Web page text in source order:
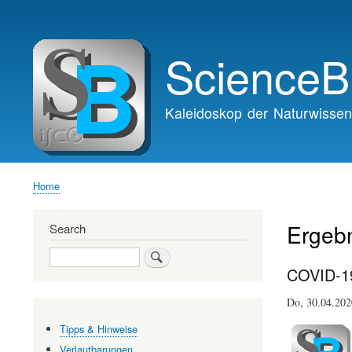
navigation
Kaleidoskop der
Home
COVID-
Do,
Search
Search
Tipps & Hinweise
Verlautbarungen